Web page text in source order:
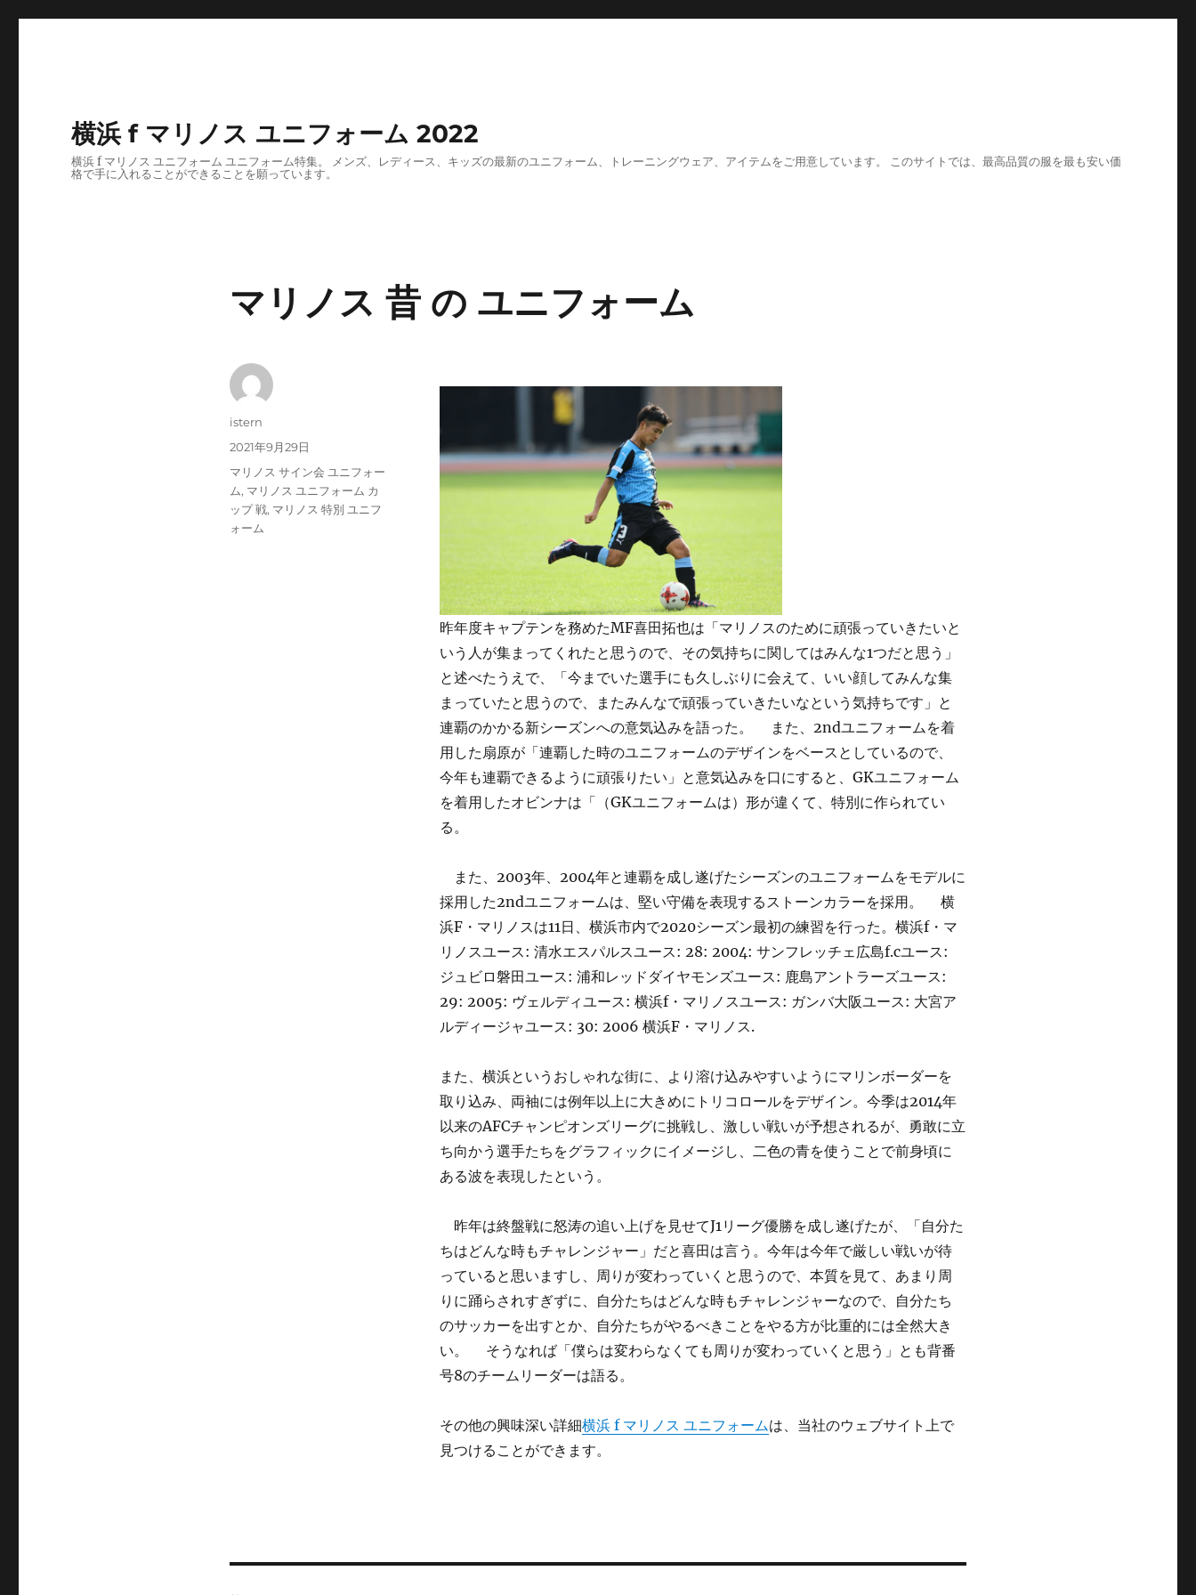
横浜 f マリノス ユニフォーム 2022
横浜 f マリノス ユニフォーム ユニフォーム特集。 メンズ、レディース、キッズの最新のユニフォーム、トレーニングウェア、アイテムをご用意しています。 このサイトでは、最高品質の服を最も安い価
格で手に入れることができることを願っています。
マリノス 昔 の ユニフォーム
昨年度キャプテンを務めたMF喜田拓也は「マリノスのために頑張っていきたいと
いう人が集まってくれたと思うので、その気持ちに関してはみんな1つだと思う」
と述べたうえで、「今までいた選手にも久しぶりに会えて、いい顔してみんな集
まっていたと思うので、またみんなで頑張っていきたいなという気持ちです」と
連覇のかかる新シーズンへの意気込みを語った。 また、2ndユニフォームを着
用した扇原が「連覇した時のユニフォームのデザインをベースとしているので、
今年も連覇できるように頑張りたい」と意気込みを口にすると、GKユニフォーム
を着用したオビンナは「（GKユニフォームは）形が違くて、特別に作られてい
る。
また、2003年、2004年と連覇を成し遂げたシーズンのユニフォームをモデルに
採用した2ndユニフォームは、堅い守備を表現するストーンカラーを採用。 横
浜F・マリノスは11日、横浜市内で2020シーズン最初の練習を行った。横浜f・マ
リノスユース: 清水エスパルスユース: 28: 2004: サンフレッチェ広島f.cユース:
ジュビロ磐田ユース: 浦和レッドダイヤモンズユース: 鹿島アントラーズユース:
29: 2005: ヴェルディユース: 横浜f・マリノスユース: ガンバ大阪ユース: 大宮ア
ルディージャユース: 30: 2006 横浜F・マリノス.
また、横浜というおしゃれな街に、より溶け込みやすいようにマリンボーダーを
取り込み、両袖には例年以上に大きめにトリコロールをデザイン。今季は2014年
以来のAFCチャンピオンズリーグに挑戦し、激しい戦いが予想されるが、勇敢に立
ち向かう選手たちをグラフィックにイメージし、二色の青を使うことで前身頃に
ある波を表現したという。
昨年は終盤戦に怒涛の追い上げを見せてJ1リーグ優勝を成し遂げたが、「自分た
ちはどんな時もチャレンジャー」だと喜田は言う。今年は今年で厳しい戦いが待
っていると思いますし、周りが変わっていくと思うので、本質を見て、あまり周
りに踊らされすぎずに、自分たちはどんな時もチャレンジャーなので、自分たち
のサッカーを出すとか、自分たちがやるべきことをやる方が比重的には全然大き
い。 そうなれば「僕らは変わらなくても周りが変わっていくと思う」とも背番
号8のチームリーダーは語る。
その他の興味深い詳細横浜 f マリノス ユニフォームは、当社のウェブサイト上で
見つけることができます。
投
istern
投
2021年9月29日
タ
グ
マリノス サイン会 ユニフォー
ム, マリノス ユニフォーム カ
ップ 戦, マリノス 特別 ユニフ
ォーム